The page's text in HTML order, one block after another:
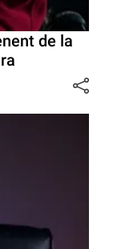
de la